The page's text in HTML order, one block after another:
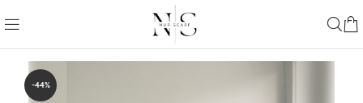
-44%